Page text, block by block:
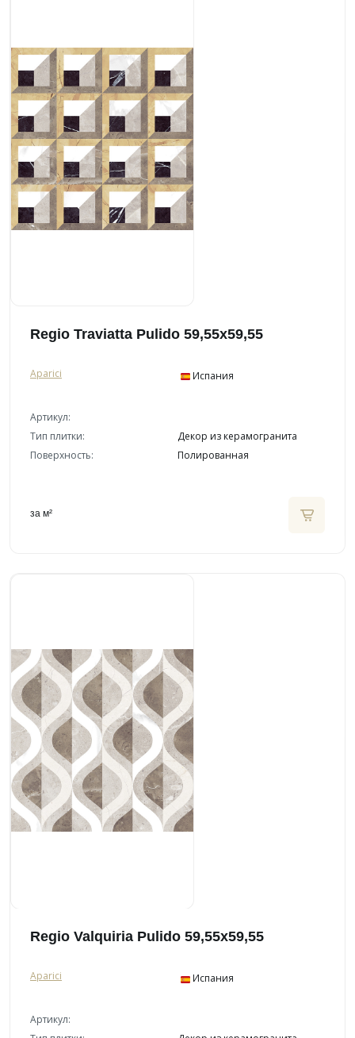
Regio Traviatta Pulido 59,55x59,55
Aparici Испания
Артикул:
Тип плитки:
Декор из керамогранита
Поверхность:
Полированная
за м²
Regio Valquiria Pulido 59,55x59,55
Aparici Испания
Артикул: